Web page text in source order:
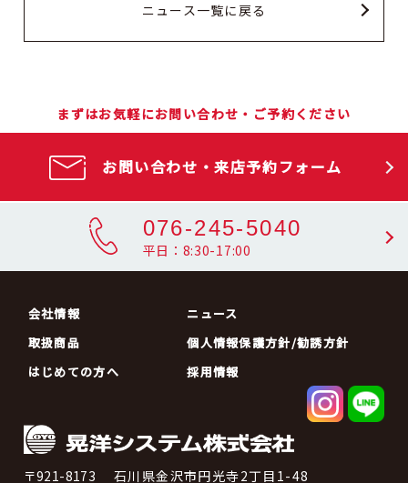
ニュース一覧に戻る
まずはお気軽にお問い合わせ・ご予約ください
お問い合わせ・来店予約フォーム
076-245-5040
平日：8:30-17:00
会社情報
はじめての方へ
個人情報保護方針/勧誘方針
取扱商品
ニュース
採用情報
〒921-8173 石川県金沢市円光寺2丁目1-48